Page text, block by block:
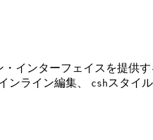
インターフェイスを提供
ンライン編集、 csh スタイ